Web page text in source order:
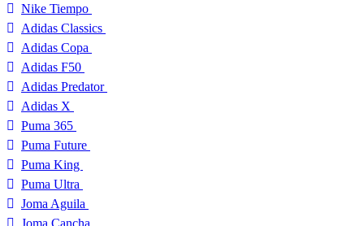
Nike Tiempo
Adidas Classics
Adidas Copa
Adidas F50
Adidas Predator
Adidas X
Puma 365
Puma Future
Puma King
Puma Ultra
Joma Aguila
Joma Cancha